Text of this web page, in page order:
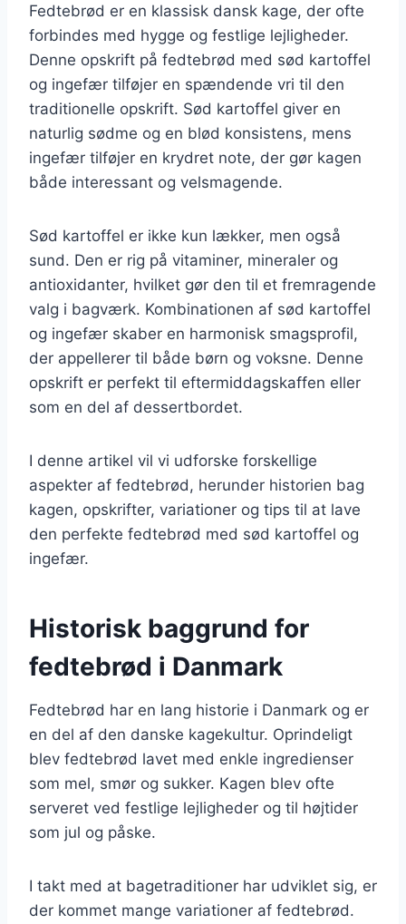
Fedtebrød er en klassisk dansk kage, der ofte
forbindes med hygge og festlige lejligheder.
Denne opskrift på fedtebrød med sød kartoffel
og ingefær tilføjer en spændende vri til den
traditionelle opskrift. Sød kartoffel giver en
naturlig sødme og en blød konsistens, mens
ingefær tilføjer en krydret note, der gør kagen
både interessant og velsmagende.
Sød kartoffel er ikke kun lækker, men også
sund. Den er rig på vitaminer, mineraler og
antioxidanter, hvilket gør den til et fremragende
valg i bagværk. Kombinationen af sød kartoffel
og ingefær skaber en harmonisk smagsprofil,
der appellerer til både børn og voksne. Denne
opskrift er perfekt til eftermiddagskaffen eller
som en del af dessertbordet.
I denne artikel vil vi udforske forskellige
aspekter af fedtebrød, herunder historien bag
kagen, opskrifter, variationer og tips til at lave
den perfekte fedtebrød med sød kartoffel og
ingefær.
Historisk baggrund for
fedtebrød i Danmark
Fedtebrød har en lang historie i Danmark og er
en del af den danske kagekultur. Oprindeligt
blev fedtebrød lavet med enkle ingredienser
som mel, smør og sukker. Kagen blev ofte
serveret ved festlige lejligheder og til højtider
som jul og påske.
I takt med at bagetraditioner har udviklet sig, er
der kommet mange variationer af fedtebrød.